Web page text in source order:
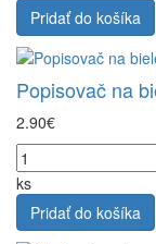
Pridať do košíka
Popisovač na
2.90€
ks
Pridať do košíka